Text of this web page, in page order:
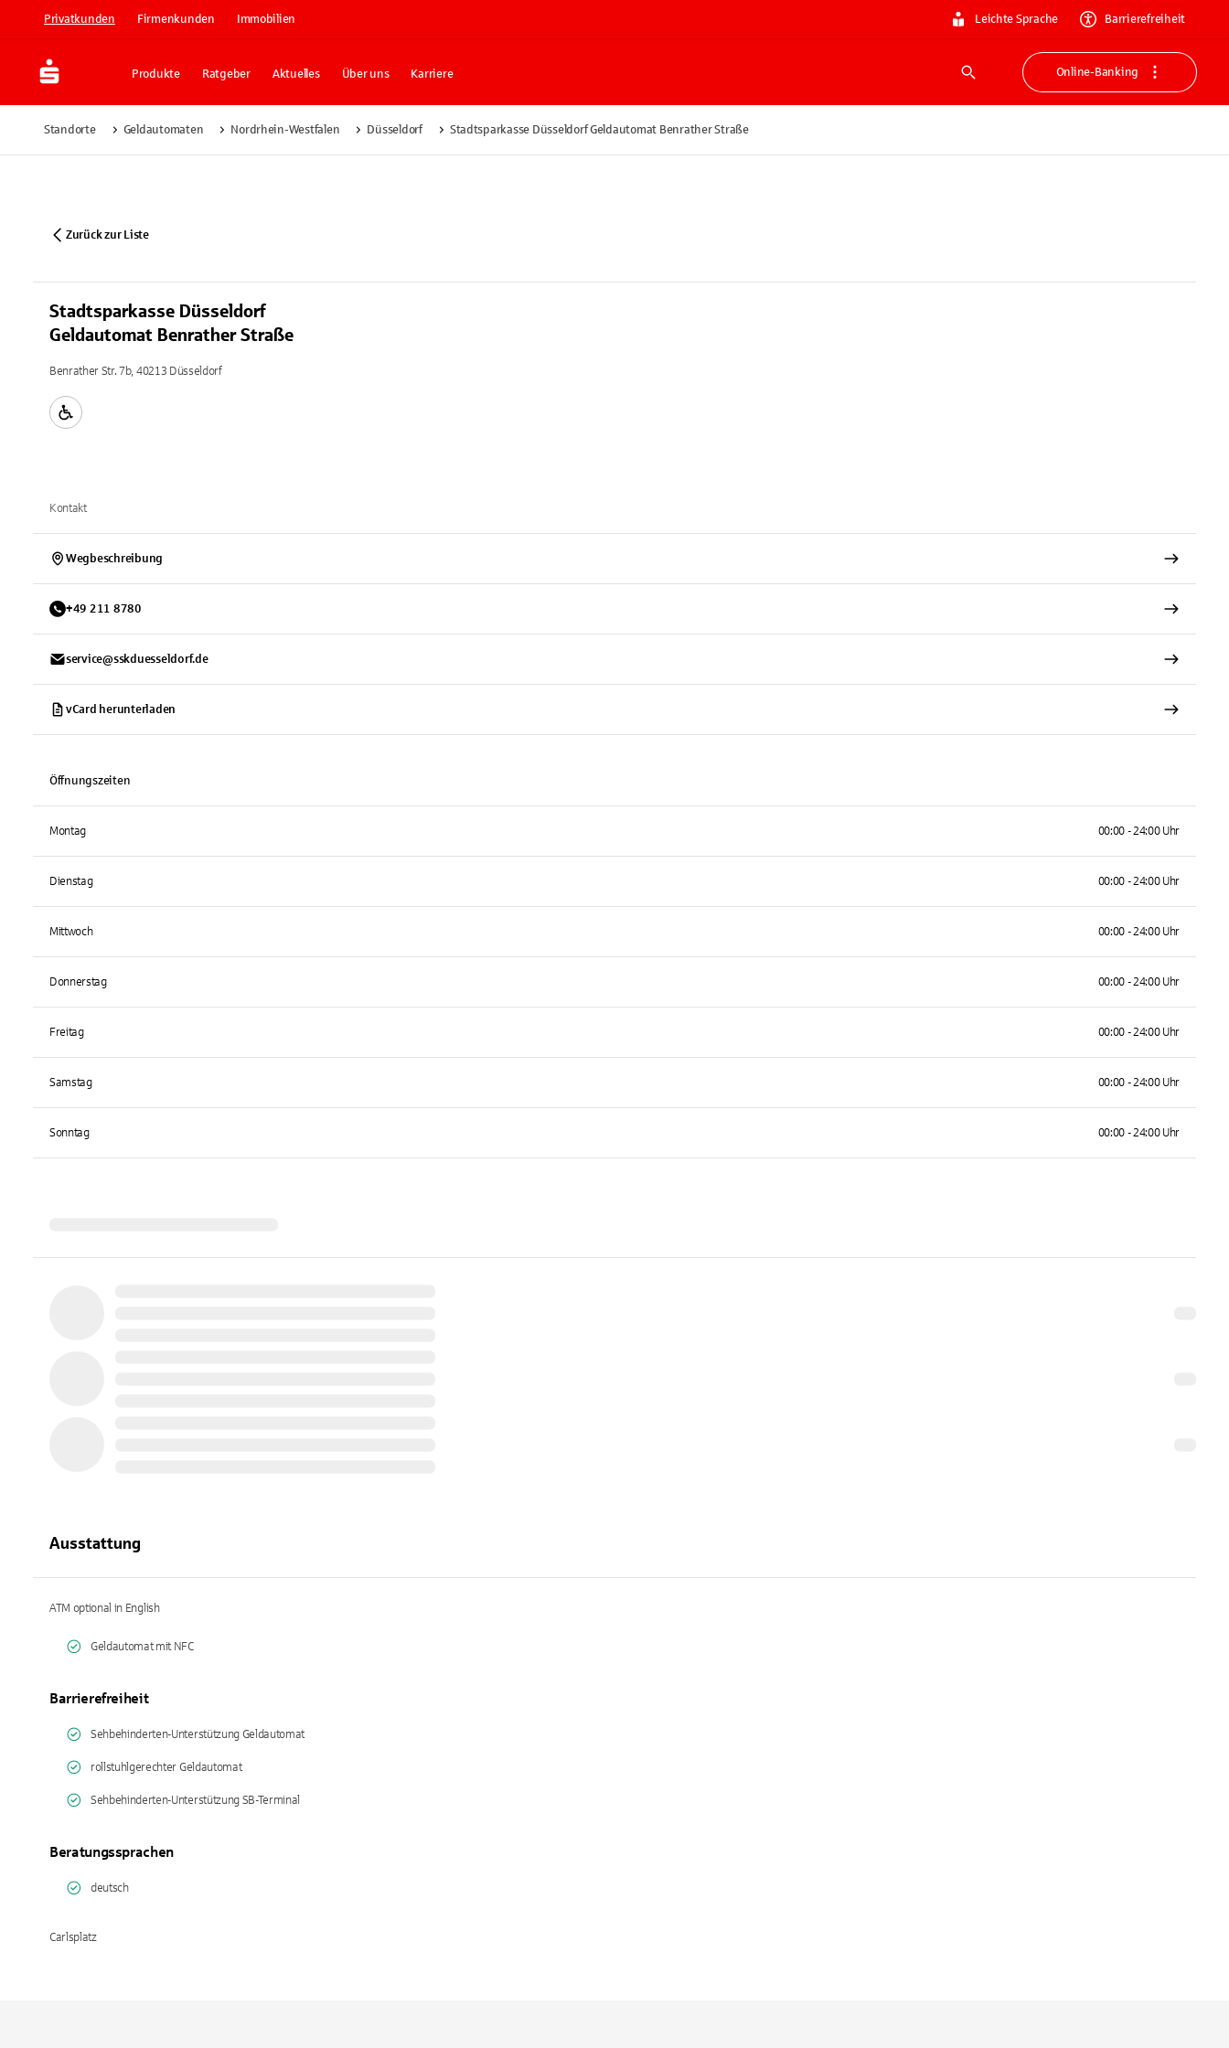
Privatkunden Firmenkunden Immobilien Leichte Sprache Barrierefreiheit
Produkte Ratgeber Aktuelles Über uns Karriere
Suche
Online-Banking
Standorte Geldautomaten Nordrhein-Westfalen Düsseldorf Stadtsparkasse Düsseldorf Geldautomat Benrather Straße
Zurück zur Liste
Stadtsparkasse Düsseldorf
Geldautomat Benrather Straße
Benrather Str. 7b, 40213 Düsseldorf
Kontakt
Wegbeschreibung
+49 211 8780
service@sskduesseldorf.de
vCard herunterladen
Öffnungszeiten
Montag 00:00 - 24:00 Uhr
Dienstag 00:00 - 24:00 Uhr
Mittwoch 00:00 - 24:00 Uhr
Donnerstag 00:00 - 24:00 Uhr
Freitag 00:00 - 24:00 Uhr
Samstag 00:00 - 24:00 Uhr
Sonntag 00:00 - 24:00 Uhr
Ausstattung
ATM optional in English
Geldautomat mit NFC
Barrierefreiheit
Sehbehinderten-Unterstützung Geldautomat
rollstuhlgerechter Geldautomat
Sehbehinderten-Unterstützung SB-Terminal
Beratungssprachen
deutsch
Carlsplatz